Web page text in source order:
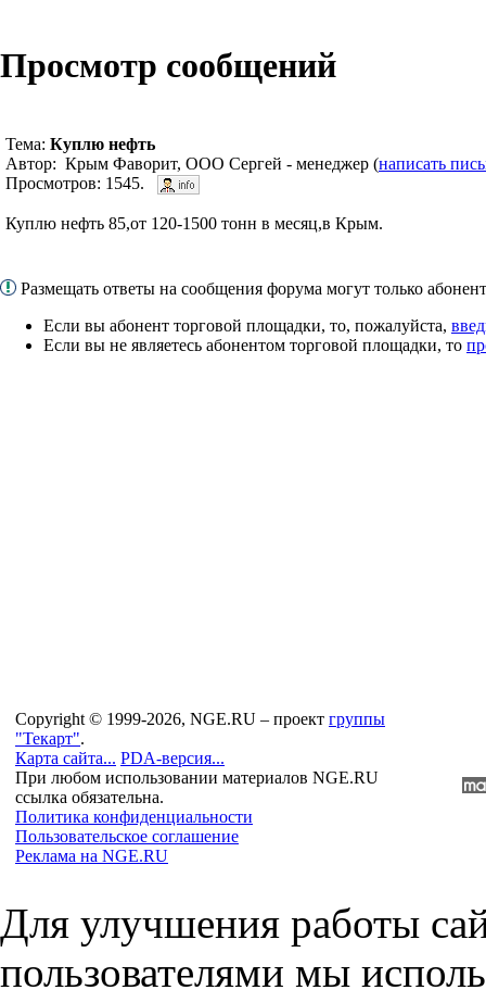
Просмотр сообщений
Тема: Куплю нефть
Автор: Крым Фаворит, ООО Сергей - менеджер (написать
Просмотров: 1545.
Куплю нефть 85,от 120-1500 тонн в месяц,в Крым.
Размещать ответы на сообщения форума могут только
Если вы абонент торговой площадки, то, пожалуйста,
Если вы не являетесь абонентом торговой площадки, то
Copyright © 1999-2026, NGE.RU – проект группы
"Текарт".
Карта сайта... PDA-версия...
При любом использовании материалов NGE.RU
ссылка обязательна.
Политика конфиденциальности
Пользовательское соглашение
Реклама на NGE.RU
Для улучшения работы
пользователями мы